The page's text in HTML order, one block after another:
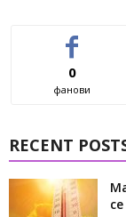
0
фанови
RECENT